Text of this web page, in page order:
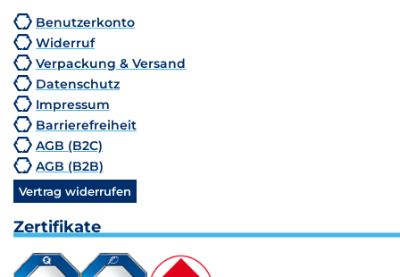
Benutzerkonto
Widerruf
Verpackung & Versand
Datenschutz
Impressum
Barrierefreiheit
AGB (B2C)
AGB (B2B)
Vertrag widerrufen
Zertifikate